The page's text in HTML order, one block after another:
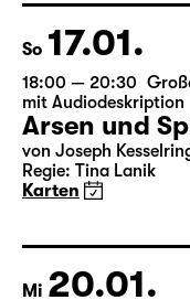
evtl. Restkarten
an der Abendkasse
Fr 05.02.
von Georg Büchner